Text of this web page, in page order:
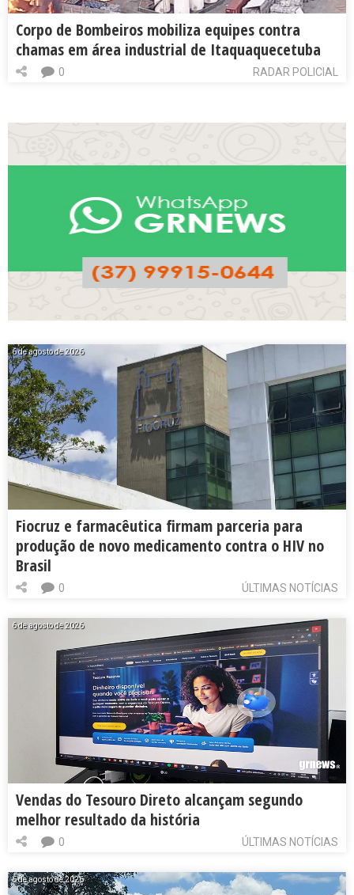
Corpo de Bombeiros mobiliza equipes contra
chamas em área industrial de Itaquaquecetuba
RADAR POLICIAL
0
6 de agosto de 2026
Fiocruz e farmacêutica firmam parceria para
produção de novo medicamento contra o HIV no
Brasil
ÚLTIMAS NOTÍCIAS
0
6 de agosto de 2026
Vendas do Tesouro Direto alcançam segundo
melhor resultado da história
ÚLTIMAS NOTÍCIAS
0
6 de agosto de 2026